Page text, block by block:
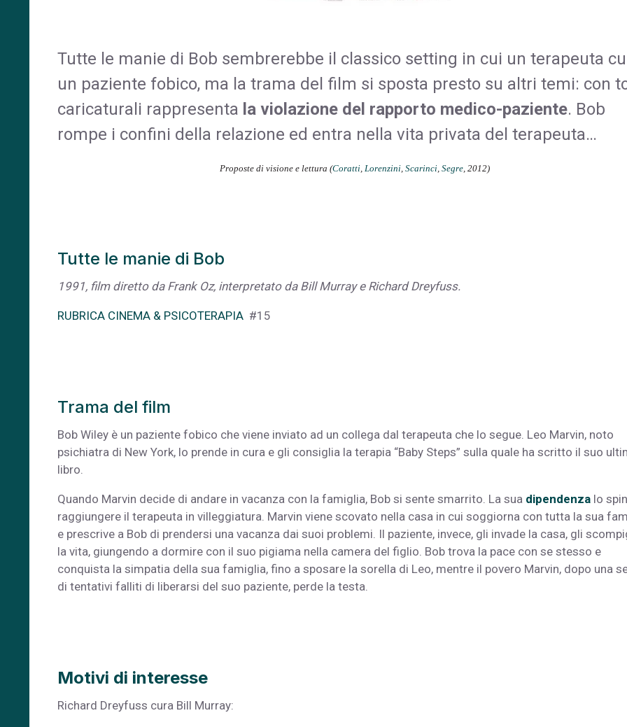
Tutte le manie di Bob sembrerebbe il classico setting in cui un terapeuta
un paziente fobico, ma la trama del film si sposta presto su altri temi: con
cari­caturali rappresenta la violazione del rapporto medico-paziente. Bob
rompe i confini della relazione ed entra nella vita privata del terapeuta…
Proposte di visione e lettura (Coratti, Lorenzini, Scarinci, Segre, 2012)
Tutte le manie di Bob
1991, film diretto da Frank Oz, interpretato da Bill Murray e Richard Dreyfuss.
RUBRICA CINEMA & PSICOTERAPIA #15
Trama del film
Bob Wiley è un paziente fobico che viene inviato ad un collega dal terapeuta che lo segue. Leo Marvin, noto
psichiatra di New York, lo prende in cura e gli consiglia la terapia “Baby Steps” sulla quale ha scritto il suo
libro.
Quando Marvin decide di andare in vacanza con la famiglia, Bob si sente smarrito. La sua dipendenza lo
raggiungere il terapeuta in villeggiatura. Marvin viene scovato nella casa in cui soggiorna con tutta la sua
e prescrive a Bob di prendersi una vacanza dai suoi pro­blemi. Il paziente, invece, gli invade la casa, gli
la vita, giun­gendo a dormire con il suo pigiama nella camera del figlio. Bob trova la pace con se stesso e
conquista la simpatia della sua famiglia, fino a spo­sare la sorella di Leo, mentre il povero Marvin, dopo una
di tenta­tivi falliti di liberarsi del suo paziente, perde la testa.
Motivi di interesse
Richard Dreyfuss cura Bill Murray: